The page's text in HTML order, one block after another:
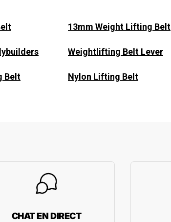
13mm Weight Lifting Belt
Weightlifting Belt Lever
Belt Nylon Lifting Belt
CHAT EN DIRECT